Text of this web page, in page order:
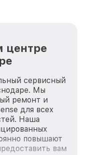
центре
сервисный
Мы
ремонт и
для всех
Наша
повышают
вам